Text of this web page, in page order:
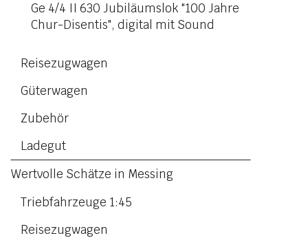
Ge 4/4 II 630 Jubiläumslok "100 Jahre
Chur-Disentis", digital mit Sound
Reisezugwagen
Güterwagen
Zubehör
Ladegut
Wertvolle Schätze in Messing
Triebfahrzeuge 1:45
Reisezugwagen